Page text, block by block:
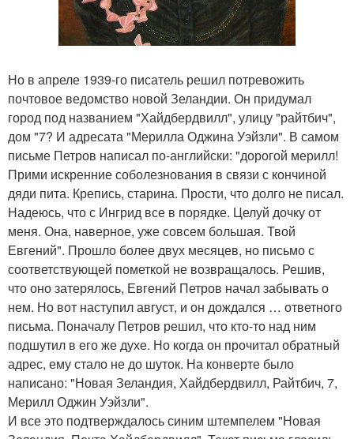
Но в апреле 1939-го писатель решил потревожить
почтовое ведомство новой Зеландии. Он придумал
город под названием "Хайдбердвилл", улицу "райтбич",
дом "7? И адресата "Мерилла Оджина Уэйзли". В самом
письме Петров написал по-английски: "дорогой мерилл!
Прими искренние соболезнования в связи с кончиной
дяди пита. Крепись, старина. Прости, что долго не писал.
Надеюсь, что с Ингрид все в порядке. Целуй дочку от
меня. Она, наверное, уже совсем большая. Твой
Евгений". Прошло более двух месяцев, но письмо с
соответствующей пометкой не возвращалось. Решив,
что оно затерялось, Евгений Петров начал забывать о
нем. Но вот наступил август, и он дождался … ответного
письма. Поначалу Петров решил, что кто-то над ним
подшутил в его же духе. Но когда он прочитал обратный
адрес, ему стало не до шуток. На конверте было
написано: "Новая Зеландия, Хайдбердвилл, Райтбич, 7,
Мерилл Оджин Уэйзли".
И все это подтверждалось синим штемпелем "Новая